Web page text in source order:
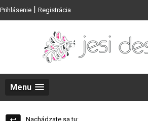
Prihlásenie | Registrácia
Menu
Nachádzate sa tu: